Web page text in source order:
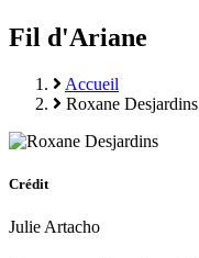
Fil d'Ariane
Accueil
Roxane Desjardins
Crédit
Julie Artacho